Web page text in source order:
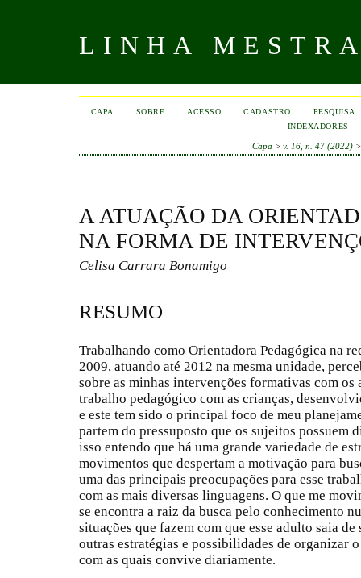
LINHA
CAPA SOBRE ACESSO CADASTRO
PESQUISA
INDEXADORES
Capa >v. 16, n. 47 (2022)
A ATUAÇÃO DA
NA FORMA DE
Celisa Carrara Bonamigo
RESUMO
Trabalhando como Orientadora Pedagógica na
2009, atuando até 2012 na mesma unidade,
sobre as minhas intervenções formativas com
trabalho pedagógico com as crianças,
e este tem sido o principal foco de meu
partem do pressuposto que os sujeitos possuem
isso entendo que há uma grande variedade de
movimentos que despertam a motivação para
uma das principais preocupações para esse
com as mais diversas linguagens. O que me
se encontra a raiz da busca pelo conhecimento
situações que fazem com que esse adulto saia
outras estratégias e possibilidades de organizar
com as quais convive diariamente.